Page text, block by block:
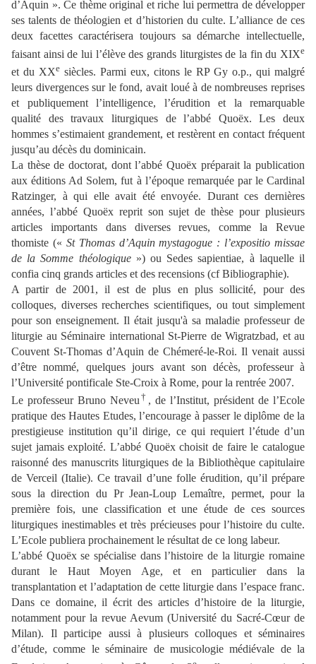
d’Aquin ». Ce thème original et riche lui permettra de développer
ses talents de théologien et d’historien du culte. L’alliance de ces
deux facettes caractérisera toujours sa démarche intellectuelle,
faisant ainsi de lui l’élève des grands liturgistes de la fin du XIXe
et du XXe siècles. Parmi eux, citons le RP Gy o.p., qui malgré
leurs divergences sur le fond, avait loué à de nombreuses reprises
et publiquement l’intelligence, l’érudition et la remarquable
qualité des travaux liturgiques de l’abbé Quoëx. Les deux
hommes s’estimaient grandement, et restèrent en contact fréquent
jusqu’au décès du dominicain.
La thèse de doctorat, dont l’abbé Quoëx préparait la publication
aux éditions Ad Solem, fut à l’époque remarquée par le Cardinal
Ratzinger, à qui elle avait été envoyée. Durant ces dernières
années, l’abbé Quoëx reprit son sujet de thèse pour plusieurs
articles importants dans diverses revues, comme la Revue
thomiste (« St Thomas d’Aquin mystagogue : l’expositio missae
de la Somme théologique») ou Sedes sapientiae, à laquelle il
confia cinq grands articles et des recensions (cf Bibliographie).
A partir de 2001, il est de plus en plus sollicité, pour des
colloques, diverses recherches scientifiques, ou tout simplement
pour son enseignement. Il était jusqu'à sa maladie professeur de
liturgie au Séminaire international St-Pierre de Wigratzbad, et au
Couvent St-Thomas d’Aquin de Chémeré-le-Roi. Il venait aussi
d’être nommé, quelques jours avant son décès, professeur à
l’Université pontificale Ste-Croix à Rome, pour la rentrée 2007.
Le professeur Bruno Neveu † , de l’Institut, président de l’Ecole
pratique des Hautes Etudes, l’encourage à passer le diplôme de la
prestigieuse institution qu’il dirige, ce qui requiert l’étude d’un
sujet jamais exploité. L’abbé Quoëx choisit de faire le catalogue
raisonné des manuscrits liturgiques de la Bibliothèque capitulaire
de Verceil (Italie). Ce travail d’une folle érudition, qu’il prépare
sous la direction du Pr Jean-Loup Lemaître, permet, pour la
première fois, une classification et une étude de ces sources
liturgiques inestimables et très précieuses pour l’histoire du culte.
L’Ecole publiera prochainement le résultat de ce long labeur.
L’abbé Quoëx se spécialise dans l’histoire de la liturgie romaine
durant le Haut Moyen Age, et en particulier dans la
transplantation et l’adaptation de cette liturgie dans l’espace franc.
Dans ce domaine, il écrit des articles d’histoire de la liturgie,
notamment pour la revue Aevum (Université du Sacré-Cœur de
Milan). Il participe aussi à plusieurs colloques et séminaires
d’étude, comme le séminaire de musicologie médiévale de la